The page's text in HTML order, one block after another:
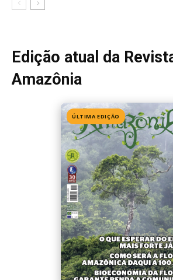
Edição 155· Julho 2026
📖 Ler agora
Mais lidas da semana